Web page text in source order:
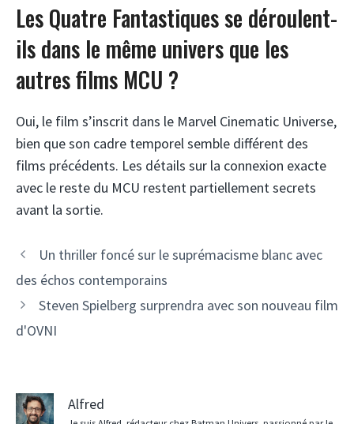
Les Quatre Fantastiques se déroulent-
ils dans le même univers que les
autres films MCU ?
Oui, le film s’inscrit dans le Marvel Cinematic Universe,
bien que son cadre temporel semble différent des
films précédents. Les détails sur la connexion exacte
avec le reste du MCU restent partiellement secrets
avant la sortie.
Un thriller foncé sur le suprémacisme blanc avec
des échos contemporains
Steven Spielberg surprendra avec son nouveau film
d'OVNI
Alfred